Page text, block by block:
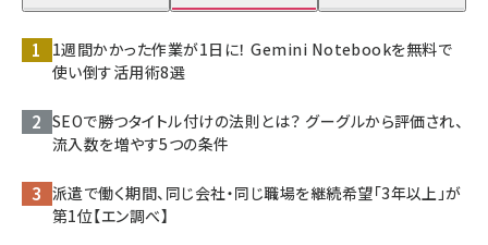
1週間かかった作業が1日に！ Gemini Notebookを無料で
使い倒す活用術8選
SEOで勝つタイトル付けの法則とは？ グーグルから評価され、
流入数を増やす5つの条件
派遣で働く期間、同じ会社・同じ職場を継続希望「3年以上」が
第1位【エン調べ】